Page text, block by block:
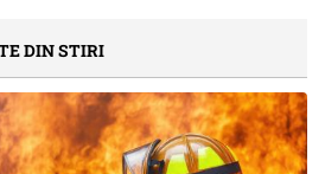
DIN STIRI